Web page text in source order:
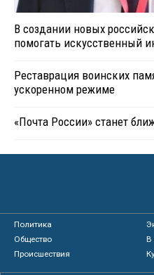
В создании новых
помогать искусственный
Реставрация воинских
ускоренном режиме
«Почта России» станет
Политика
Общество
В
Происшествия